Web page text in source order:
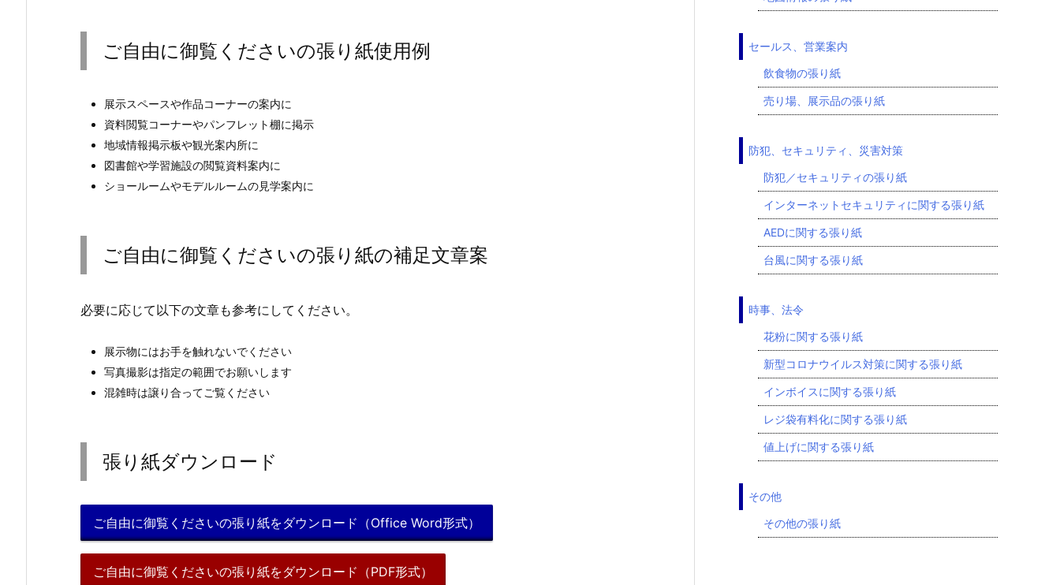
ご自由に御覧くださいの張り紙使用例
展示スペースや作品コーナーの案内に
資料閲覧コーナーやパンフレット棚に掲示
地域情報掲示板や観光案内所に
図書館や学習施設の閲覧資料案内に
ショールームやモデルルームの見学案内に
ご自由に御覧くださいの張り紙の補足文章案
必要に応じて以下の文章も参考にしてください。
展示物にはお手を触れないでください
写真撮影は指定の範囲でお願いします
混雑時は譲り合ってご覧ください
張り紙ダウンロード
ご自由に御覧くださいの張り紙をダウンロード（Office Word形式）
ご自由に御覧くださいの張り紙をダウンロード（PDF形式）
セールス、営業案内
飲食物の張り紙
売り場、展示品の張り紙
防犯、セキュリティ、災害対策
防犯／セキュリティの張り紙
インターネットセキュリティに関する張り紙
AEDに関する張り紙
台風に関する張り紙
時事、法令
花粉に関する張り紙
新型コロナウイルス対策に関する張り紙
インボイスに関する張り紙
レジ袋有料化に関する張り紙
値上げに関する張り紙
その他
その他の張り紙